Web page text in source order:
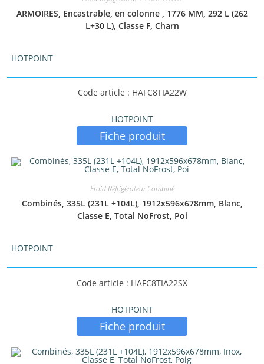
ARMOIRES, Encastrable, en colonne , 1776 MM, 292 L (262
L+30 L), Classe F, Charn
HOTPOINT
Code article : HAFC8TIA22W
HOTPOINT
Fiche produit
Froid Réfrigérateur Combiné
Combinés, 335L (231L +104L), 1912x596x678mm, Blanc,
Classe E, Total NoFrost, Poi
HOTPOINT
Code article : HAFC8TIA22SX
HOTPOINT
Fiche produit